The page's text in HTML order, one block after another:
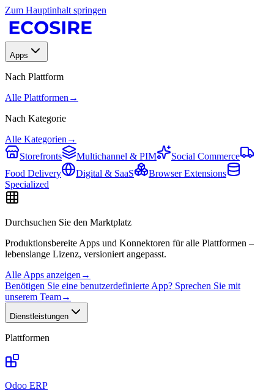
Zum Hauptinhalt springen
Apps
Nach Plattform
Alle Plattformen →
Nach Kategorie
Alle Kategorien →
Storefronts
Multichannel & PIM
Social Commerce
Food Delivery
Digital & SaaS
Browser Extensions
Specialized
Durchsuchen Sie den Marktplatz
Produktionsbereite Apps und Konnektoren für alle Plattformen –
lebenslange Lizenz, versioniert angepasst.
Alle Apps anzeigen →
Benötigen Sie eine benutzerdefinierte App? Sprechen Sie mit
unserem Team→
Dienstleistungen
Plattformen
Odoo ERP